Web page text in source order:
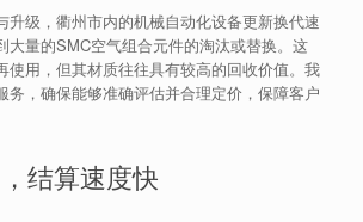
升级，衢州市内的机械自动化设备更新换代速
大量的SMC空气组合元件的淘汰或替换。这
使用，但其材质往往具有较高的回收价值。我
务，确保能够准确评估并合理定价，保障客户
结算速度快